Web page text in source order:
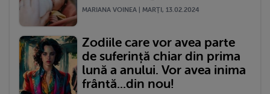
MARIANA VOINEA | MARŢI, 13.02.2024
Zodiile care vor avea parte
de suferință chiar din prima
lună a anului. Vor avea inima
frântă...din nou!